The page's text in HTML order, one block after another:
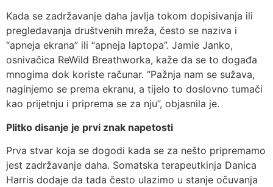
Kada se zadržavanje daha javlja tokom dopisivanja ili
pregledavanja društvenih mreža, često se naziva i
“apneja ekrana” ili “apneja laptopa”. Jamie Janko,
osnivačica ReWild Breathworka, kaže da se to događa
mnogima dok koriste računar. “Pažnja nam se sužava,
naginjemo se prema ekranu, a tijelo to doslovno tumači
kao prijetnju i priprema se za nju”, objasnila je.
Plitko disanje je prvi znak napetosti
Prva stvar koja se dogodi kada se za nešto pripremamo
jest zadržavanje daha. Somatska terapeutkinja Danica
Harris dodaje da tada često ulazimo u stanje očuvanja